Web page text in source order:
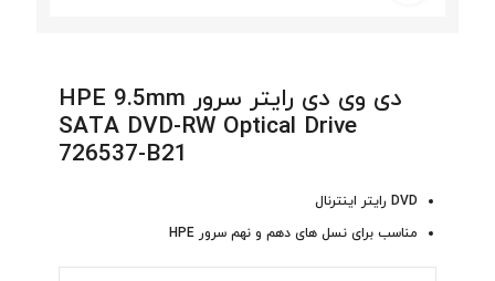
دی وی دی رایتر سرور HPE 9.5mm
SATA DVD-RW Optical Drive
726537-B21
DVD رایتر اینترنال
مناسب برای نسل های دهم و نهم سرور HPE